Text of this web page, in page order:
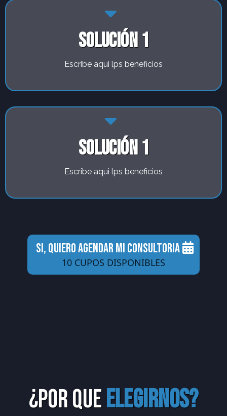
solución 1
Escribe aqui lps beneficios
solución 1
Escribe aqui lps beneficios
SI, QUIERO AGENDAR MI CONSULTORIA
10 CUPOS DISPONIBLES
¿por queelegirnos?